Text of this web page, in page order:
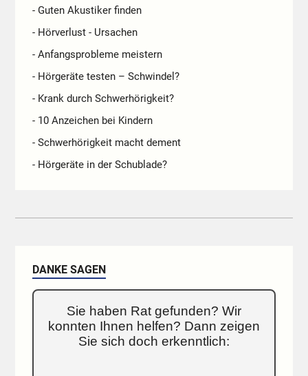
- Guten Akustiker finden
- Hörverlust - Ursachen
- Anfangsprobleme meistern
- Hörgeräte testen – Schwindel?
- Krank durch Schwerhörigkeit?
- 10 Anzeichen bei Kindern
- Schwerhörigkeit macht dement
- Hörgeräte in der Schublade?
DANKE SAGEN
Sie haben Rat gefunden? Wir
konnten Ihnen helfen? Dann zeigen
Sie sich doch erkenntlich: